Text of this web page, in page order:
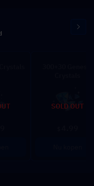
SOLD OUT